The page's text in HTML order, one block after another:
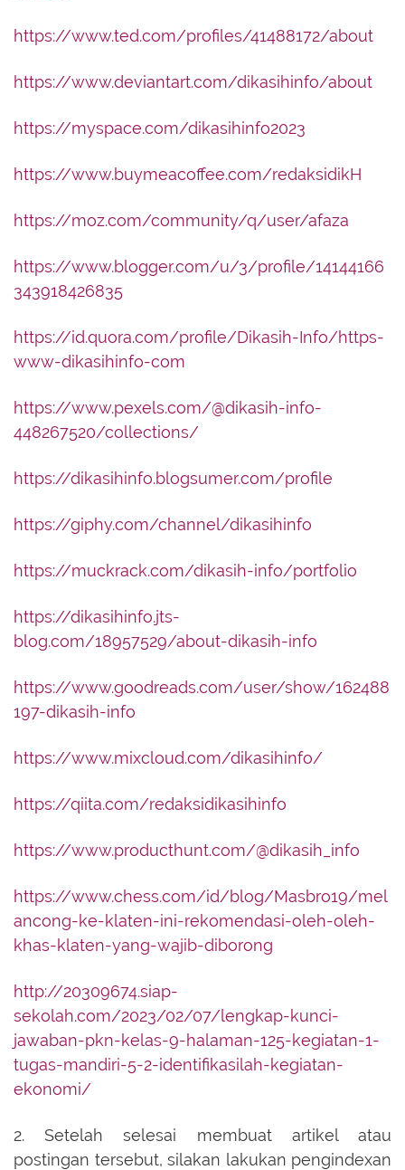
https://www.ted.com/profiles/41488172/about
https://www.deviantart.com/dikasihinfo/about
https://myspace.com/dikasihinfo2023
https://www.buymeacoffee.com/redaksidikH
https://moz.com/community/q/user/afaza
https://www.blogger.com/u/3/profile/14144166
343918426835
https://id.quora.com/profile/Dikasih-Info/https-
www-dikasihinfo-com
https://www.pexels.com/@dikasih-info-
448267520/collections/
https://dikasihinfo.blogsumer.com/profile
https://giphy.com/channel/dikasihinfo
https://muckrack.com/dikasih-info/portfolio
https://dikasihinfo.jts-
blog.com/18957529/about-dikasih-info
https://www.goodreads.com/user/show/162488
197-dikasih-info
https://www.mixcloud.com/dikasihinfo/
https://qiita.com/redaksidikasihinfo
https://www.producthunt.com/@dikasih_info
https://www.chess.com/id/blog/Masbro19/mel
ancong-ke-klaten-ini-rekomendasi-oleh-oleh-
khas-klaten-yang-wajib-diborong
http://20309674.siap-
sekolah.com/2023/02/07/lengkap-kunci-
jawaban-pkn-kelas-9-halaman-125-kegiatan-1-
tugas-mandiri-5-2-identifikasilah-kegiatan-
ekonomi/
2. Setelah selesai membuat artikel atau
postingan tersebut, silakan lakukan pengindexan